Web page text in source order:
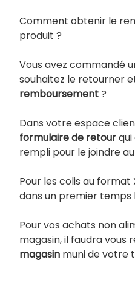
Comment obtenir le
produit ?
Vous avez commandé
souhaitez le retourner
remboursement?
Dans votre espace
formulaire de retour
rempli pour le joindre
Pour les colis au
dans un premier temps
Pour vos achats non
magasin, il faudra
magasin muni de votre